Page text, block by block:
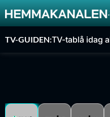
TV-GUIDEN:TV-tablå idag